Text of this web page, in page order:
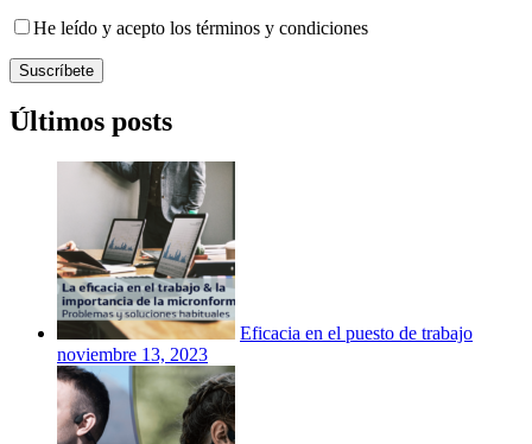
He leído y acepto los términos y condiciones
Suscríbete
Últimos posts
Eficacia en el puesto de trabajo
noviembre 13, 2023